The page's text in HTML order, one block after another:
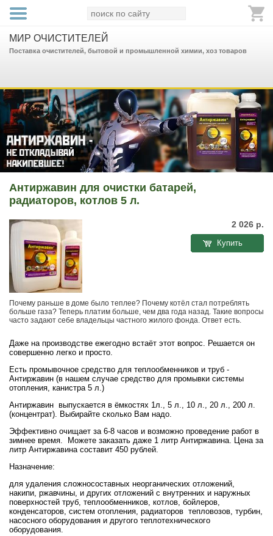
МИР ОЧИСТИТЕЛЕЙ
Поставка очистителей, бытовой и промышленной химии, хоз товаров
Антиржавин для очистки батарей,
радиаторов, котлов 5 л.
2 026 р.
Купить
Почему раньше в доме было теплее? Почему котёл стал потреблять
больше газа? Теперь платим больше, чем два года назад. Такие вопросы
часто задают себе владельцы частного жилого фонда. Ответ есть.
Даже на производстве ежегодно встаёт этот вопрос. Решается он
совершенно легко и просто.
Есть промывочное средство для теплообменников и труб -
Антиржавин (в нашем случае средство для промывки системы
отопления, канистра 5 л.)
Антиржавин выпускается в ёмкостях 1л., 5 л., 10 л., 20 л., 200 л.
(концентрат). Выбирайте сколько Вам надо.
Эффективно очищает за 6-8 часов и возможно проведение работ в
зимнее время.
Можете заказать даже 1 литр Антиржавина. Цена за
литр Антиржавина составит 450 рублей.
Назначение:
для удаления сложносоставных неорганических отложений,
накипи, ржавчины, и других отложений с внутренних и наружных
поверхностей труб, теплообменников, котлов, бойлеров,
конденсаторов, систем отопления, радиаторов тепловозов, турбин,
насосного оборудования и другого теплотехнического
оборудования.